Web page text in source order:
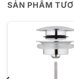
SẢN PHẨM